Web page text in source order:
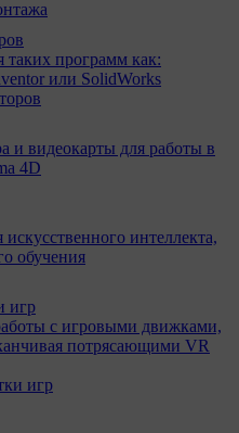
таких программ как:
или SolidWorks
и видеокарты для работы в
4D
интеллекта,
обучения
игр
с игровыми движками,
потрясающими VR